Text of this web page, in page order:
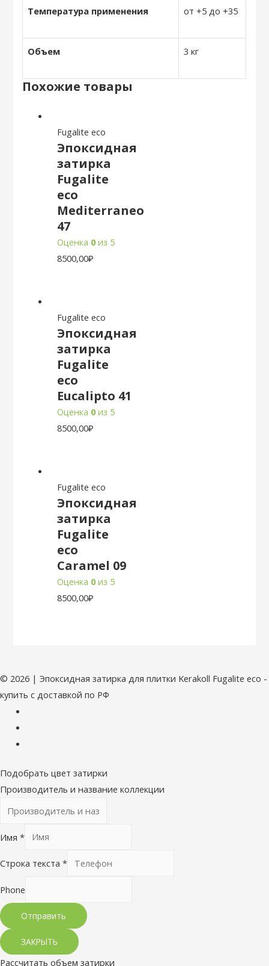
Температура применения от +5 до +35
Объем 3 кг
Похожие товары
Fugalite eco
Эпоксидная
затирка
Fugalite
eco
Mediterraneo
47
Оценка 0из 5
8500,00₽
Fugalite eco
Эпоксидная
затирка
Fugalite
eco
Eucalipto 41
Оценка 0из 5
8500,00₽
Fugalite eco
Эпоксидная
затирка
Fugalite
eco
Caramel 09
Оценка 0из 5
8500,00₽
© 2026 | Эпоксидная затирка для плитки Kerakoll Fugalite eco -
купить с доставкой по РФ
Подобрать цвет затирки
Производитель и название коллекции
Имя *
Строка текста *
Phone
Отправить
ЗАКРЫТЬ
Рассчитать объем затирки